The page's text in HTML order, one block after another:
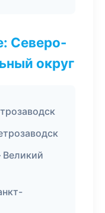
Северо-
округ